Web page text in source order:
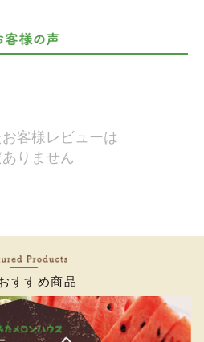
客様レビューは
ありません
すすめ商品